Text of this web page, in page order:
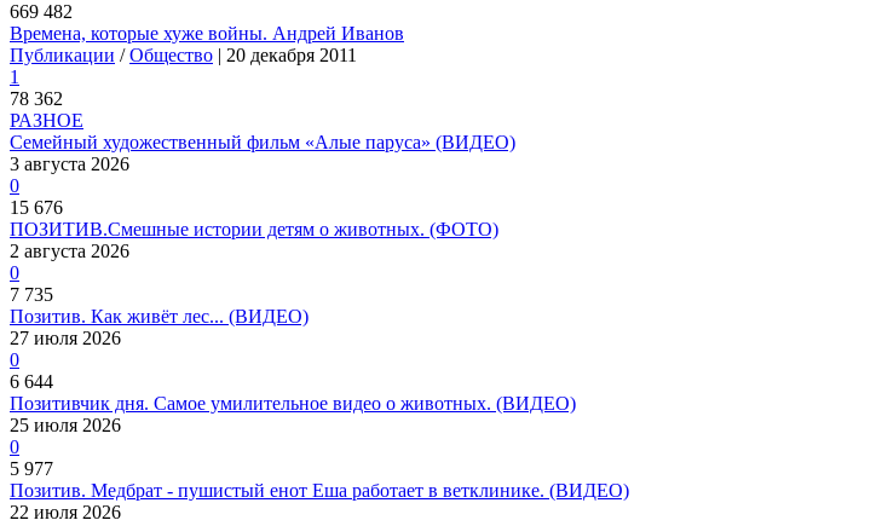
669 482
Времена, которые хуже войны. Андрей Иванов
Публикации /Общество | 20 декабря 2011
1
78 362
РАЗНОЕ
Семейный художественный фильм «Алые паруса» (ВИДЕО)
3 августа 2026
0
15 676
ПОЗИТИВ.Смешные истории детям о животных. (ФОТО)
2 августа 2026
0
7 735
Позитив. Как живёт лес... (ВИДЕО)
27 июля 2026
0
6 644
Позитивчик дня. Самое умилительное видео о животных. (ВИДЕО)
25 июля 2026
0
5 977
Позитив. Медбрат - пушистый енот Еша работает в ветклинике. (ВИДЕО)
22 июля 2026